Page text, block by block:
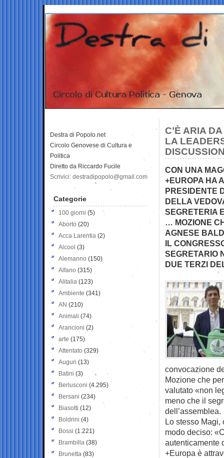
C’È ARIA
LA
CON UNA
+EUROPA HA
PRESIDENTE
DELLA
SEGRETERIA
… MOZIONE
AGNESE
IL
SEGRETARIO
DUE TERZI
convocazione
Mozione che
valutato «non
meno che il
dell’assemblea.
Lo stesso Magi,
modo deciso:
autenticamente
+Europa è
Destra di Popolo.net
Circolo Genovese di Cultura e
Politica
Diretto da Riccardo Fucile
Scrivici: destradipopolo@gmail.com
Categorie
100 giorni (5)
Aborto (20)
Acca Larentia (2)
Alcool (3)
Alemanno (150)
Alfano (315)
Alitalia (123)
Ambiente (341)
AN (210)
Animali (74)
Arancioni (2)
arte (175)
Attentato (329)
Auguri (13)
Batini (3)
Berlusconi (4.295)
Bersani (234)
Biasotti (12)
Boldrini (4)
Bossi (1.221)
Brambilla (38)
Brunetta (83)